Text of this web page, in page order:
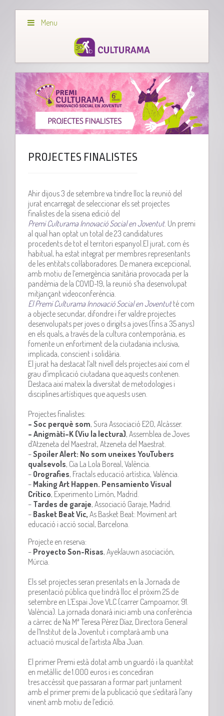
Menu
PROJECTES FINALISTES
Ahir dijous 3 de setembre va tindre lloc la reunió del
jurat encarregat de seleccionar els set projectes
finalistes de la sisena edició del
PremiCulturamaInnovació Social en Joventut. Un premi
al qual han optat un total de 23 candidatures
procedents de tot el territori espanyol. El jurat, com és
habitual, ha estat integrat per membres representants
de les entitats col·laboradores. De manera excepcional,
amb motiu de l’emergència sanitària provocada per la
pandèmia de la COVID-19, la reunió s’ha desenvolupat
mitjançant videoconferència.
El PremiCulturamaInnovació Social en Joventutté com
a objecte secundar, difondre i fer valdre projectes
desenvolupats per joves o dirigits a joves (fins a35anys)
en els quals, a través de la cultura contemporània, es
fomente un enfortiment de la ciutadania inclusiva,
implicada, conscient i solidària.
El jurat ha destacat l’alt nivell dels projectes així com el
grau d’implicació ciutadana que aquests contenen.
Destaca així mateix la diversitat de metodologies i
disciplines artístiques que aquests usen.
Projectes finalistes:
– Soc perquè som, Sura Associació E20, Alcàsser.
– Anigmàti–K (Viu la lectura), Assemblea de Joves
d’Atzeneta del Maestrat, Atzeneta del Maestrat.
–SpoilerAlert: No som uneixesYouTubers
qualsevols, Cia La Lola Boreal, València.
– Orografies, Fractals educació artística, València.
– MakingArt Happen. Pensamiento Visual
Crítico, Experimento Limón, Madrid.
– Tardes de garaje, Associació Garaje, Madrid.
– Basket Beat Vic, As Basket Beat: Moviment art
educació i acció social, Barcelona.
Projecte en reserva:
– Proyecto Son-Risas, Ayeklauwn asociación,
Múrcia.
Els set projectes seran presentats en la Jornada de
presentació pública que tindrà lloc el pròxim 25 de
setembre en L’Espai Jove VLC (carrer Campoamor, 91.
València). La jornada donarà inici amb una conferència
a càrrec de Na Mª Teresa Pérez Díaz, Directora General
de l’Institut de la Joventut i comptarà amb una
actuació musical de l’artista AlbaJuan
El primer Premi està dotat amb un guardó i la quantitat
en metàl·lic de 1.000 euros i es concediran
tresaccèssit que passaran a formar part juntament
amb el primer premi de la publicació que s’editarà l’any
vinent amb motiu de l’edició.